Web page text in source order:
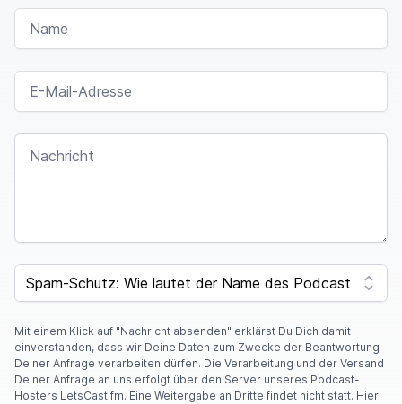
NAME
E-MAIL-ADRESSE
NACHRICHT
SPAM CAPTCHA
Mit einem Klick auf "Nachricht absenden" erklärst Du Dich damit
einverstanden, dass wir Deine Daten zum Zwecke der Beantwortung
Deiner Anfrage verarbeiten dürfen. Die Verarbeitung und der Versand
Deiner Anfrage an uns erfolgt über den Server unseres Podcast-
Hosters LetsCast.fm. Eine Weitergabe an Dritte findet nicht statt. Hier